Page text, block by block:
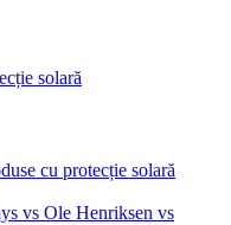
solară
cu protecție solară
vs Ole Henriksen vs